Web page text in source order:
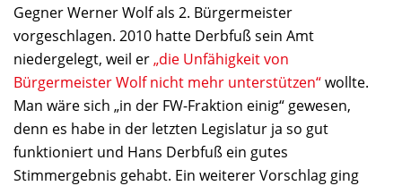
Gegner Werner Wolf als 2. Bürgermeister
vorgeschlagen. 2010 hatte Derbfuß sein Amt
niedergelegt, weil er„die Unfähigkeit von
Bürgermeister Wolf nicht mehr unterstützen“wollte.
Man wäre sich „in der FW-Fraktion einig“ gewesen,
denn es habe in der letzten Legislatur ja so gut
funktioniert und Hans Derbfuß ein gutes
Stimmergebnis gehabt. Ein weiterer Vorschlag ging